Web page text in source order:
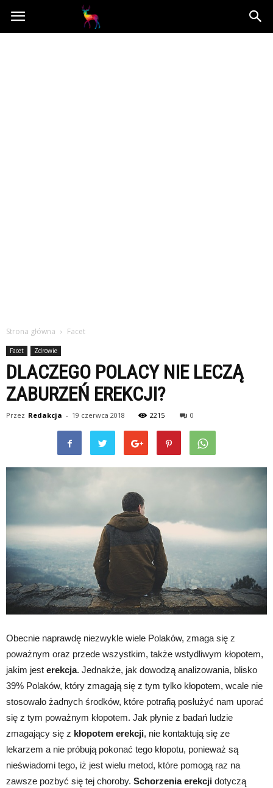
Mooseart.pl
Strona główna Facet
Facet Zdrowie
DLACZEGO POLACY NIE LECZĄ
ZABURZEŃ EREKCJI?
Przez Redakcja - 19 czerwca 2018 2215 0
Obecnie naprawdę niezwykle wiele Polaków, zmaga się z
poważnym oraz przede wszystkim, także wstydliwym kłopotem,
jakim jest erekcja. Jednakże, jak dowodzą analizowania, blisko
39% Polaków, który zmagają się z tym tylko kłopotem, wcale nie
stosowało żadnych środków, które potrafią posłużyć nam uporać
się z tym poważnym kłopotem. Jak płynie z badań ludzie
zmagający się z kłopotem erekcji, nie kontaktują się ze
lekarzem a nie próbują pokonać tego kłopotu, ponieważ są
nieświadomi tego, iż jest wielu metod, które pomogą raz na
zawsze pozbyć się tej choroby. Schorzenia erekcji dotyczą